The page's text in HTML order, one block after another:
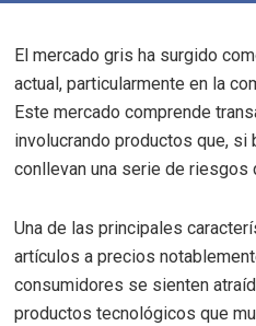
El mercado gris ha surgido
actual, particularmente en la
Este mercado comprende
involucrando productos que,
conllevan una serie de riesgos
Una de las principales
artículos a precios
consumidores se sienten
productos tecnológicos que